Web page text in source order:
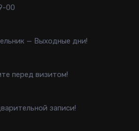
00
— Выходные дни!
перед визитом!
записи!